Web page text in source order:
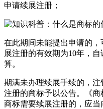
申请续展注册；
在此期间未能提出申请的
展注册的有效期为10年，
算。
期满未办理续展手续的，
注册的商标予以公告。《
商标需要续展注册的，应